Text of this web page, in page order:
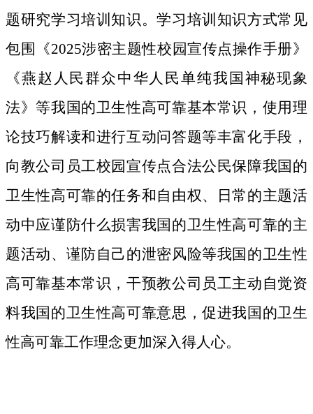
题研究学习培训知识。学习培训知识方式常见
包围《2025涉密主题性校园宣传点操作手册》
《燕赵人民群众中华人民单纯我国神秘现象
法》等我国的卫生性高可靠基本常识，使用理
论技巧解读和进行互动问答题等丰富化手段，
向教公司员工校园宣传点合法公民保障我国的
卫生性高可靠的任务和自由权、日常的主题活
动中应谨防什么损害我国的卫生性高可靠的主
题活动、谨防自己的泄密风险等我国的卫生性
高可靠基本常识，干预教公司员工主动自觉资
料我国的卫生性高可靠意思，促进我国的卫生
性高可靠工作理念更加深入得人心。